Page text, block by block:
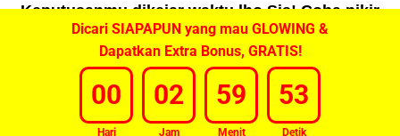
Dicari SIAPAPUN yang mau GLOWING &
Dapatkan Extra Bonus, GRATIS!
00
Hari
02
Jam
59
Menit
51
Detik
Keputusanmu dikejar waktu lho Sis! Coba pikir
baik-baik karena Penawaran Terbatas!
Kantor Sales/Marketing
PT. BBK